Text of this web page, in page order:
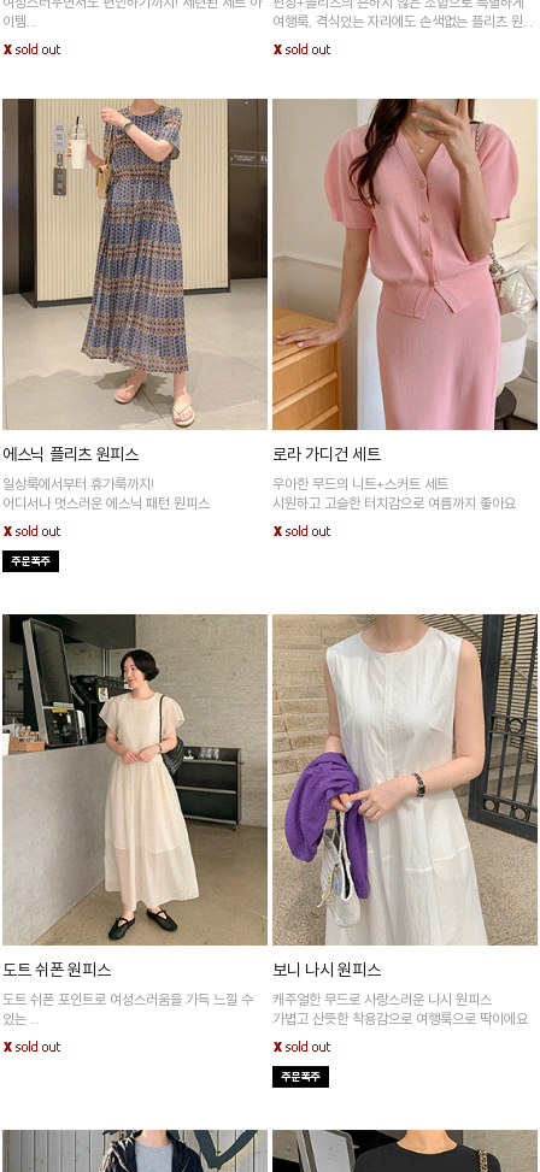
이템
신축성이 좋은 쫀득한 소재로 77사이즈도 걱정없
어요!
여행룩, 격식있는 자리에도 손색없는 플리츠 원피
에스닉 플리츠 원피스
일상룩에서부터 휴가룩까지!
어디서나 멋스러운 에스닉 패턴 원피스
로라 가디건 세트
우아한 무드의 니트+스커트 세트
시원하고 고슬한 터치감으로 여름까지 좋아요
도트 쉬폰 원피스
도트 쉬폰 포인트로 여성스러움을 가득 느낄 수
있는
넉넉한 기장감으로 전체적인 바디 군살을 싹 가려
주는 아이템
보니 나시 원피스
캐주얼한 무드로 사랑스러운 나시 원피스
가볍고 산뜻한 착용감으로 여행룩으로 딱이에요